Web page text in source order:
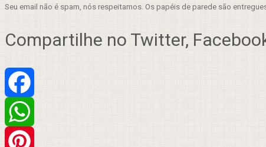
Seu email não é spam, nós respeitamos. Os papéis de parede são
Compartilhe no Twitter,
Facebook
WhatsApp